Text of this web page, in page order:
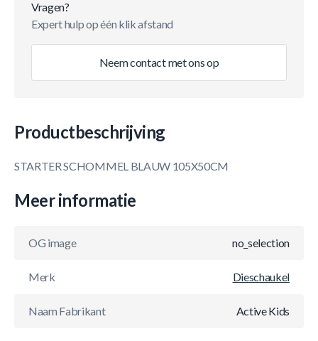
Vragen?
Expert hulp op één klik afstand
Neem contact met ons op
Productbeschrijving
STARTER SCHOMMEL BLAUW 105X50CM
Meer informatie
OG image no_selection
Merk Dieschaukel
Naam Fabrikant Active Kids